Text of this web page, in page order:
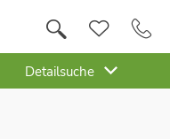
Detailsuche